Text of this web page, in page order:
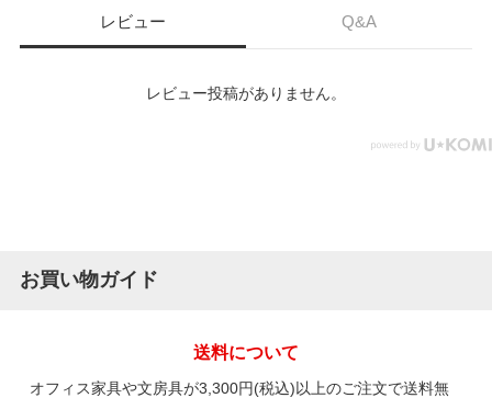
レビュー Q&A
レビュー投稿がありません。
お買い物ガイド
送料について
オフィス家具や文房具が3,300円(税込)以上のご注文で送料無